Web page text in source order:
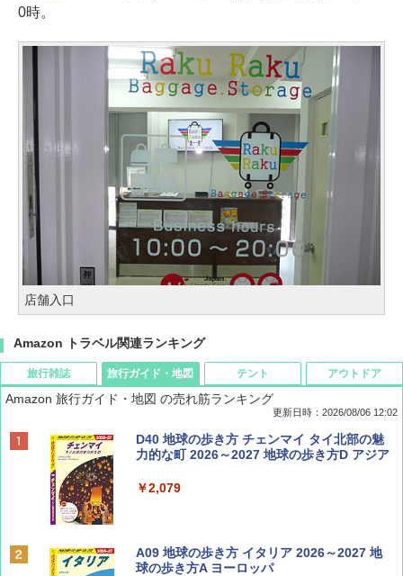
0時。
店舗入口
Amazon トラベル関連ランキング
旅行雑誌
ディズニーファン ２０２６年 ９月号 [雑
誌] (ＤＩＳＮＥＹ ＦＡＮ)
￥713
Coyote No.89 特集 星野道夫 夢見る旅
旅行ガイド・地図
Amazon 旅行ガイド・地図 の売れ筋ランキング
更新日時：2026/08/06 12:02
D40 地球の歩き方 チェンマイ タイ北部の魅
力的な町 2026～2027 地球の歩き方D アジア
￥2,079
A09 地球の歩き方 イタリア 2026～2027 地
球の歩き方A ヨーロッパ
テント アウトドア